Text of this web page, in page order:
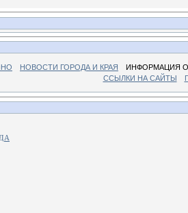
НОВОСТИ ГОРОДА И КРАЯ
ИНФОРМАЦИЯ
ССЫЛКИ НА САЙТЫ